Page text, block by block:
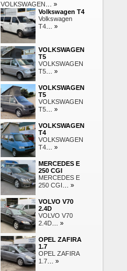
VOLKSWAGEN … »
Volkswagen T4
Volkswagen
T4 … »
VOLKSWAGEN
T5
VOLKSWAGEN
T5 … »
VOLKSWAGEN
T5
VOLKSWAGEN
T5 … »
VOLKSWAGEN
T4
VOLKSWAGEN
T4 … »
MERCEDES E
250 CGI
MERCEDES E
250 CGI … »
VOLVO V70
2.4D
VOLVO V70
2.4D … »
OPEL ZAFIRA
1.7
OPEL ZAFIRA
1.7 … »